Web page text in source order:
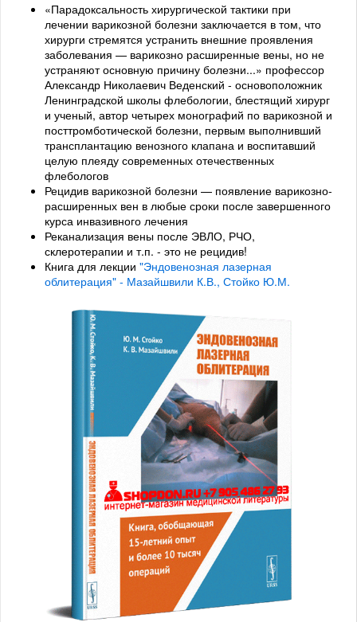
«Парадоксальность хирургической тактики при
лечении варикозной болезни заключается в том, что
хирурги стремятся устранить внешние проявления
заболевания — варикозно расширенные вены, но не
устраняют основную причину болезни...» профессор
Александр Николаевич Веденский - основоположник
Ленинградской школы флебологии, блестящий хирург
и ученый, автор четырех монографий по варикозной и
посттромботической болезни, первым выполнивший
трансплантацию венозного клапана и воспитавший
целую плеяду современных отечественных
флебологов
Рецидив варикозной болезни — появление варикозно-
расширенных вен в любые сроки после завершенного
курса инвазивного лечения
Реканализация вены после ЭВЛО, РЧО,
склеротерапии и т.п. - это не рецидив!
Книга для лекции "Эндовенозная лазерная
облитерация" - Мазайшвили К.В., Стойко Ю.М.